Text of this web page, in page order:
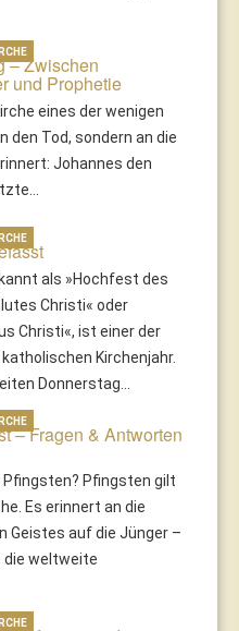
– Zwischen
und Prophetie
eines der wenigen
den Tod, sondern an die
Johannes den
als »Hochfest des
Christi« oder
Christi«, ist einer der
Kirchenjahr.
Donnerstag…
– Fragen & Antworten
Pfingsten gilt
Es erinnert an die
Geistes auf die Jünger –
die weltweite